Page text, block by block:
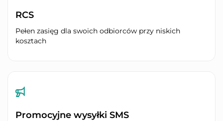
RCS
Pełen zasięg dla swoich odbiorców przy niskich
kosztach
Promocyjne wysyłki SMS